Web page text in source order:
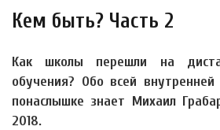
Кем быть? Часть 2
Как школы перешли на
обучения? Обо всей
понаслышке знает Михаил
2018.